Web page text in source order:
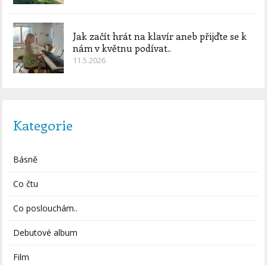
Jak začít hrát na klavír aneb přijďte se k
nám v květnu podívat..
11.5.2026
Kategorie
Básně
Co čtu
Co poslouchám..
Debutové album
Film